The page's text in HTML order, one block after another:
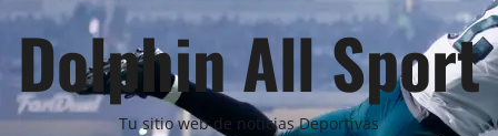
Dolphin All Sport
Tu sitio web de noticias Deportivas